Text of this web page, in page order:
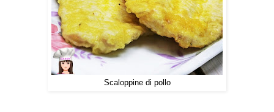
Scaloppine di pollo